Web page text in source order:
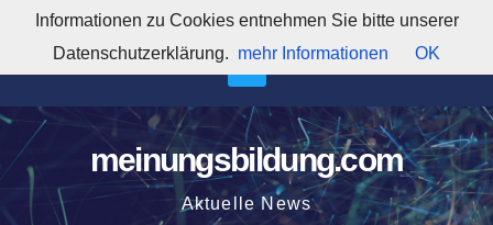
springen
2:32:58 PM
meinungsbildung.com
Aktuelle News
Informationen zu Cookies entnehmen Sie bitte unserer
Datenschutzerklärung. mehr Informationen OK